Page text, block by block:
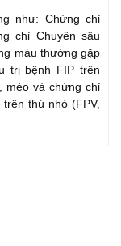
như: Chứng chỉ
chỉ Chuyên sâu
máu thường gặp
trị bệnh FIP trên
mèo và chứng chỉ
thú nhỏ (FPV,